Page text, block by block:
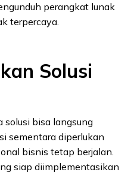
perangkat lunak
terpercaya.
Solusi
solusi bisa langsung
sementara diperlukan
bisnis tetap berjalan.
siap diimplementasikan